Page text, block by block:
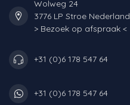
Wolweg 24
3776 LP Stroe Nederland
> Bezoek op afspraak <
+31 (0)6 178 547 64
+31 (0)6 178 547 64